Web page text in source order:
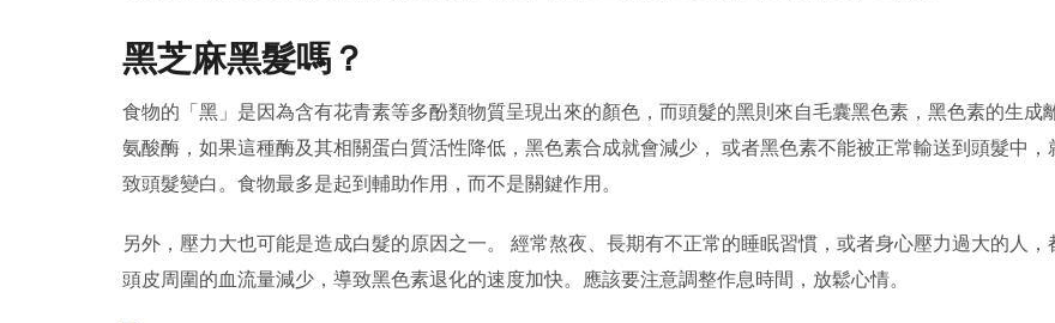
黑芝麻黑髮嗎？
食物的「黑」是因為含有花青素等多酚類物質呈現出來的顏色，而頭髮的黑則來自毛囊黑色素，黑色素的生成
氨酸酶，如果這種酶及其相關蛋白質活性降低，黑色素合成就會減少， 或者黑色素不能被正常輸送到頭髮中，
致頭髮變白。食物最多是起到輔助作用，而不是關鍵作用。
另外，壓力大也可能是造成白髮的原因之一。 經常熬夜、長期有不正常的睡眠習慣，或者身心壓力過大的人，
頭皮周圍的血流量減少，導致黑色素退化的速度加快。應該要注意調整作息時間，放鬆心情。